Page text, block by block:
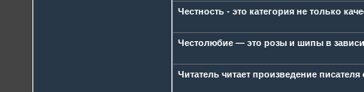
Честность - это категория не только
Честолюбие — это розы и шипы в
Читатель читает произведение